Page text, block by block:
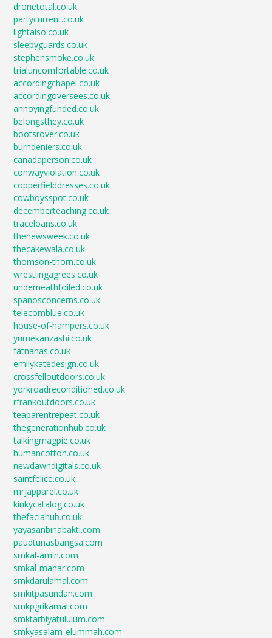
dronetotal.co.uk
partycurrent.co.uk
lightalso.co.uk
sleepyguards.co.uk
stephensmoke.co.uk
trialuncomfortable.co.uk
accordingchapel.co.uk
accordingoversees.co.uk
annoyingfunded.co.uk
belongsthey.co.uk
bootsrover.co.uk
burndeniers.co.uk
canadaperson.co.uk
conwayviolation.co.uk
copperfielddresses.co.uk
cowboysspot.co.uk
decemberteaching.co.uk
traceloans.co.uk
thenewsweek.co.uk
thecakewala.co.uk
thomson-thorn.co.uk
wrestlingagrees.co.uk
underneathfoiled.co.uk
spanosconcerns.co.uk
telecomblue.co.uk
house-of-hampers.co.uk
yumekanzashi.co.uk
fatnanas.co.uk
emilykatedesign.co.uk
crossfelloutdoors.co.uk
yorkroadreconditioned.co.uk
rfrankoutdoors.co.uk
teaparentrepeat.co.uk
thegenerationhub.co.uk
talkingmagpie.co.uk
humancotton.co.uk
newdawndigitals.co.uk
saintfelice.co.uk
mrjapparel.co.uk
kinkycatalog.co.uk
thefaciahub.co.uk
yayasanbinabakti.com
paudtunasbangsa.com
smkal-amin.com
smkal-manar.com
smkdarulamal.com
smkitpasundan.com
smkpgrikamal.com
smktarbiyatululum.com
smkyasalam-elummah.com